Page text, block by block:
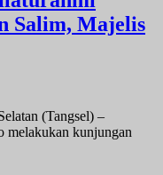
Salim, Majelis
(Tangsel) –
melakukan kunjungan